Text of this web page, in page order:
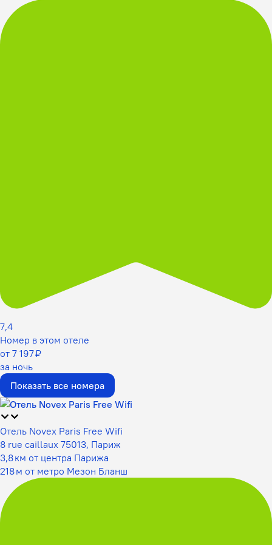
7,4
Номер в этом отеле
от 7 197 ₽
за ночь
Показать все номера
Отель Novex Paris Free Wifi
8 rue caillaux 75013, Париж
3,8 км от центра Парижа
218 м от метро Мезон Бланш